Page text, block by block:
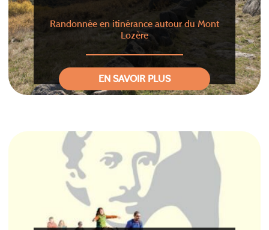
Randonnée en itinérance autour du Mont
Lozère
EN SAVOIR PLUS